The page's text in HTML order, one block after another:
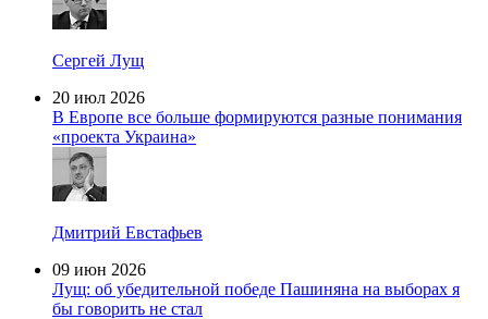
Сергей Лущ
20 июл 2026
В Европе все больше формируются разные понимания
«проекта Украина»
Дмитрий Евстафьев
09 июн 2026
Лущ: об убедительной победе Пашиняна на выборах я
бы говорить не стал